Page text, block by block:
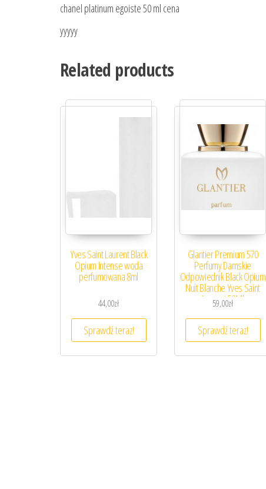
chanel platinum egoiste 50 ml cena
yyyyy
Related products
Yves Saint Laurent Black
Opium Intense woda
perfumowana 8ml
44,00zł
Sprawdź teraz!
Glantier Premium 570
Perfumy Damskie
Odpowiednik Black Opium
Nuit Blanche Yves Saint
Laurent 50Ml
59,00zł
Sprawdź teraz!